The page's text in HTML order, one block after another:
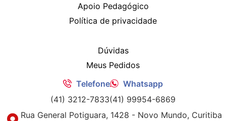
Apoio Pedagógico
Política de privacidade
Dúvidas
Meus Pedidos
Telefone
Whatsapp
(41) 3212-7833(41) 99954-6869
Rua General Potiguara, 1428 - Novo Mundo, Curitiba